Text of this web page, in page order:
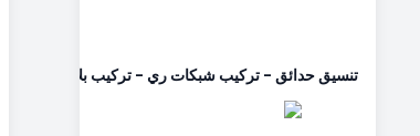
تنسيق حدائق - تركيب شبكات ري - تركيب بلاط متداخل -